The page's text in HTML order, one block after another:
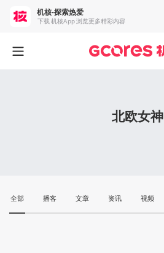
北欧女神
全部 播客 文章 资讯 视频
机核-探索热爱
下载 机核App 浏览更多精彩内容